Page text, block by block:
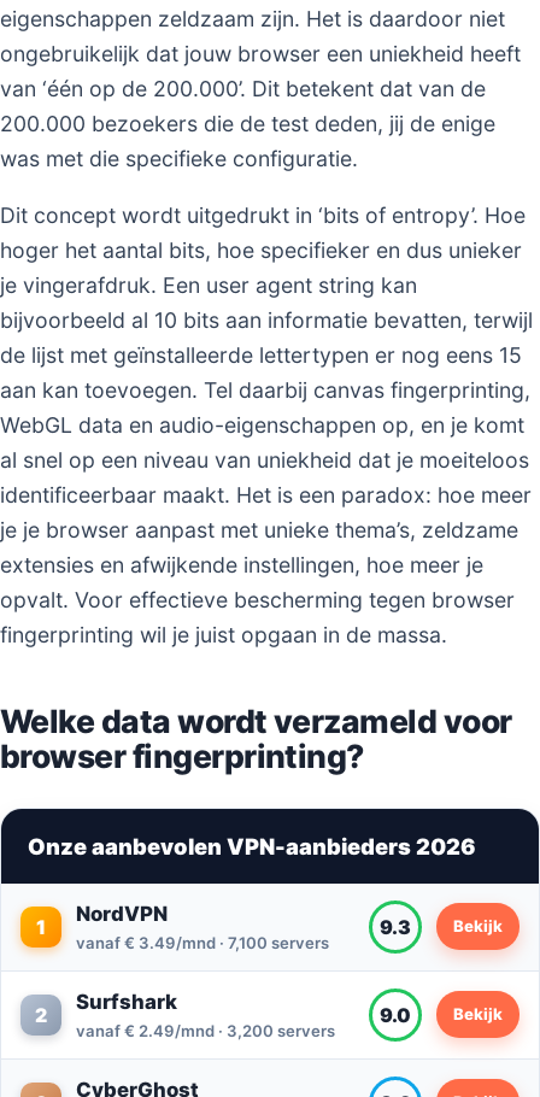
eigenschappen zeldzaam zijn. Het is daardoor niet
ongebruikelijk dat jouw browser een uniekheid heeft
van ‘één op de 200.000’. Dit betekent dat van de
200.000 bezoekers die de test deden, jij de enige
was met die specifieke configuratie.
Dit concept wordt uitgedrukt in ‘bits of entropy’. Hoe
hoger het aantal bits, hoe specifieker en dus unieker
je vingerafdruk. Een user agent string kan
bijvoorbeeld al 10 bits aan informatie bevatten, terwijl
de lijst met geïnstalleerde lettertypen er nog eens 15
aan kan toevoegen. Tel daarbij canvas fingerprinting,
WebGL data en audio-eigenschappen op, en je komt
al snel op een niveau van uniekheid dat je moeiteloos
identificeerbaar maakt. Het is een paradox: hoe meer
je je browser aanpast met unieke thema’s, zeldzame
extensies en afwijkende instellingen, hoe meer je
opvalt. Voor effectieve bescherming tegen browser
fingerprinting wil je juist opgaan in de massa.
Welke data wordt verzameld voor
browser fingerprinting?
Onze aanbevolen VPN-aanbieders 2026
1
NordVPN
vanaf € 3.49/mnd · 7,100 servers
9.3 Bekijk
2
Surfshark
vanaf € 2.49/mnd · 3,200 servers
9.0 Bekijk
CyberGhost